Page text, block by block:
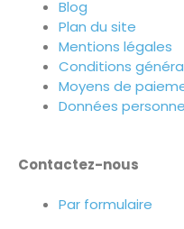
Blog
Plan du site
Mentions légales
Conditions
Moyens de
Données
Contactez-nous
Par formulaire